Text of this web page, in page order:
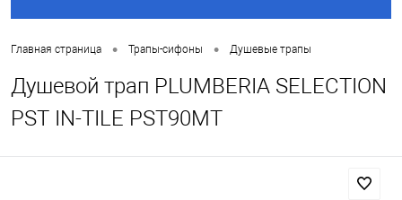
Главная страница • Трапы-сифоны • Душевые трапы
Душевой трап PLUMBERIA SELECTION
PST IN-TILE PST90MT